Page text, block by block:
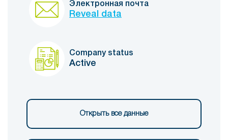
Электронная почта
Reveal data
Company status
Active
Открыть все данные